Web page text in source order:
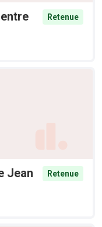
Retenue
Jean
Retenue